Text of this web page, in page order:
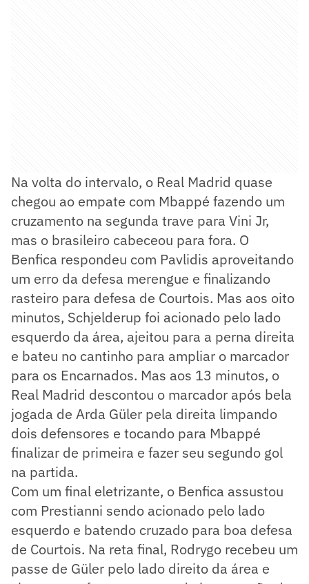
Na volta do intervalo, o Real Madrid quase
chegou ao empate com Mbappé fazendo um
cruzamento na segunda trave para Vini Jr,
mas o brasileiro cabeceou para fora. O
Benfica respondeu com Pavlidis aproveitando
um erro da defesa merengue e finalizando
rasteiro para defesa de Courtois. Mas aos oito
minutos, Schjelderup foi acionado pelo lado
esquerdo da área, ajeitou para a perna direita
e bateu no cantinho para ampliar o marcador
para os Encarnados. Mas aos 13 minutos, o
Real Madrid descontou o marcador após bela
jogada de Arda Güler pela direita limpando
dois defensores e tocando para Mbappé
finalizar de primeira e fazer seu segundo gol
na partida.
Com um final eletrizante, o Benfica assustou
com Prestianni sendo acionado pelo lado
esquerdo e batendo cruzado para boa defesa
de Courtois. Na reta final, Rodrygo recebeu um
passe de Güler pelo lado direito da área e